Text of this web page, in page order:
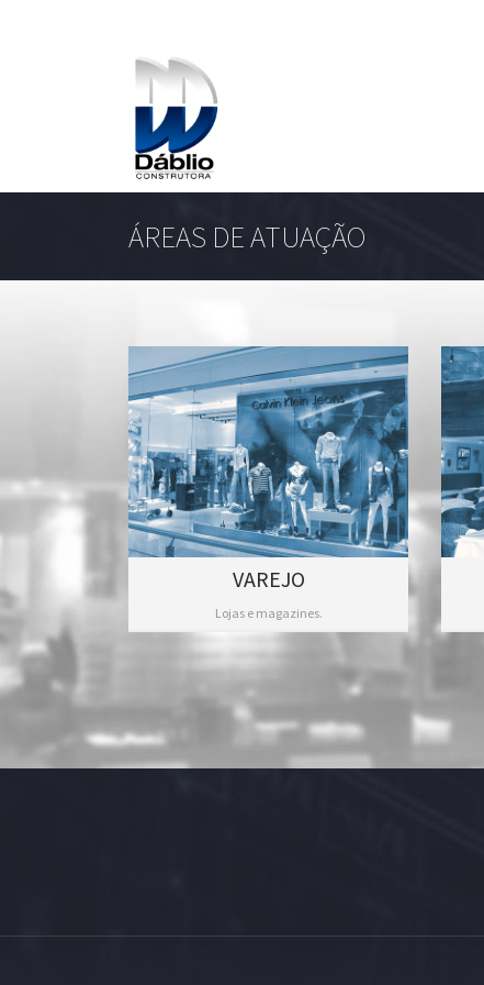
ÁREAS DE ATUAÇÃO
VAREJO
Lojas e magazines.